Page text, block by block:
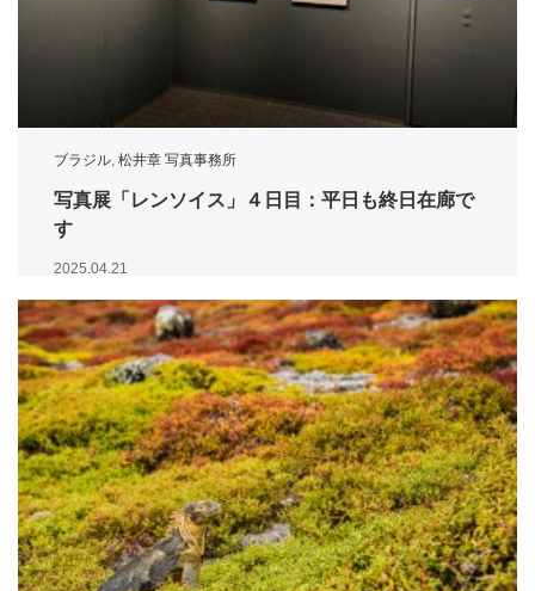
ブラジル 松井章 写真事務所
写真展「レンソイス」４日目：平日も終日在廊で
す
2025.04.21